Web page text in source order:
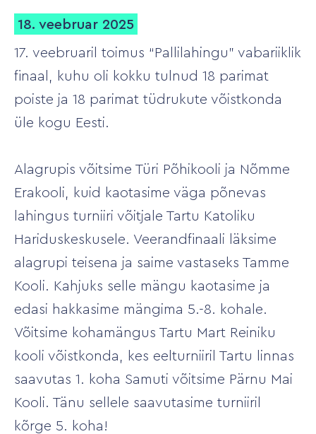
18. veebruar 2025
17. veebruaril toimus “Pallilahingu” vabariiklik
finaal, kuhu oli kokku tulnud 18 parimat
poiste ja 18 parimat tüdrukute võistkonda
üle kogu Eesti.
Alagrupis võitsime Türi Põhikooli ja Nõmme
Erakooli, kuid kaotasime väga põnevas
lahingus turniiri võitjale Tartu Katoliku
Hariduskeskusele. Veerandfinaali läksime
alagrupi teisena ja saime vastaseks Tamme
Kooli. Kahjuks selle mängu kaotasime ja
edasi hakkasime mängima 5.-8. kohale.
Võitsime kohamängus Tartu Mart Reiniku
kooli võistkonda, kes eelturniiril Tartu linnas
saavutas 1. koha Samuti võitsime Pärnu Mai
Kooli. Tänu sellele saavutasime turniiril
kõrge 5. koha!